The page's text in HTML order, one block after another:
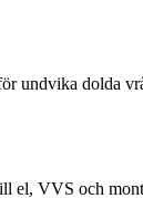
undvika dolda
VVS och